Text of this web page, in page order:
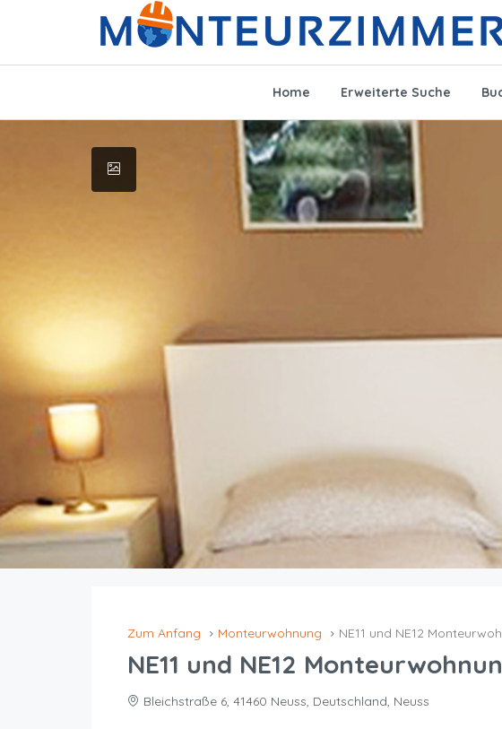
Home Erweiterte Suche
Zum Anfang Monteurwohnung NE11 und NE12
NE11 und NE12
Bleichstraße 6, 41460 Neuss, Deutschland, Neuss